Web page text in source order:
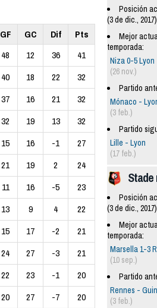
GF GC Dif
Pts
48 12 36
41
40 18 22
32
37 16 21
32
32 19 13
32
15 16 -1
27
21 19 2
24
11 16 -5
23
13 9 4
22
15 17 -2
21
24 27 -3
21
22 23 -1
20
20 27 -7 20
Posición
(3 de dic., 2017)
Mejor
temporada:
Niza 0-5 Lyon
(26 nov.)
Partido
Mónaco -
(3 feb.)
Partido
Lille - Lyon
(17 feb.)
Posición
(3 de dic., 2017)
Mejor
temporada:
Marsella 1-3
(10 sep.)
Partido
Rennes -
(3 feb.)